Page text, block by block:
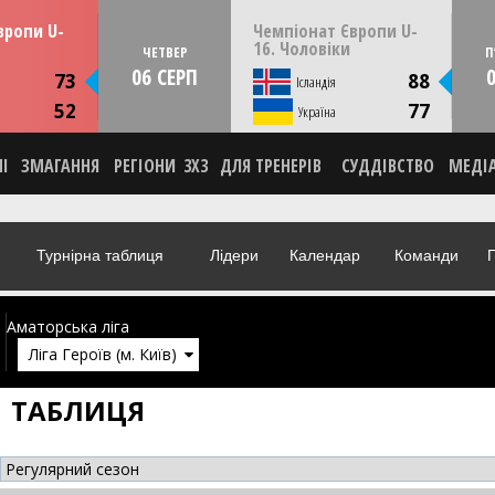
U-
73
52
13:30
ЧЕТВЕР
06 СЕРП
Чемпіонат Європи U-
16. Чоловіки
Ісландія 88
Україна 77
ЧЕТВЕР 06 серпня 22:00
Скоп'є, Пів. Македонія
НОВИНА
ВІДЕО
ЗМАГАННЯ РЕГІОНИ 3X3 ДЛЯ ТРЕНЕРІВ СУДДІВСТВО
Турнірна таблиця Лідери Календар Команди
Аматорська ліга
Ліга Героїв (м. Київ)
ТАБЛИЦЯ